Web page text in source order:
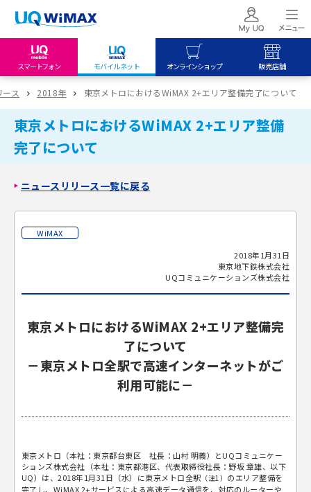
スマートフォン モバイルネット オンラインショップ 販売店舗
my UQ WiMAX
UQ WiMAX ご契約の方
My UQ mobile
UQ mobile ご契約の方
UQ mobile
UQ mobile
オンラインショップ
UQ WiMAX
オンラインショップ
UQ mobile
販売店舗
UQ WiMAX
販売店舗
ス 2018年 東京メトロにおけるWiMAX 2+エリア整備完了について
東京メトロにおけるWiMAX 2+エリア整備
完了について
ニュースリリース一覧に戻る
WiMAX
2018年1月31日
東京地下鉄株式会社
UQコミュニケーションズ株式会社
東京メトロにおけるWiMAX 2+エリア整備完
了について
－東京メトロ全駅で高速インターネットがご
利用可能に－
東京メトロ（本社：東京都台東区 社長：山村 明義）とUQコミュニケー
ションズ株式会社（本社：東京都港区、代表取締役社長：野坂 章雄、以下
UQ）は、2018年1月31日（水）に東京メトロ全駅 （注1） のエリア整備を
完了し、WiMAX 2+サービスによる高速データ通信を、対応のルーターや